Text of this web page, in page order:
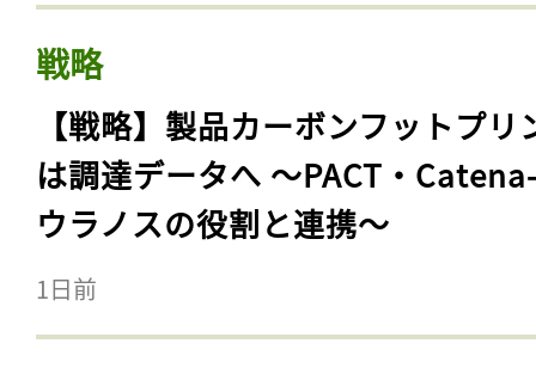
戦略
【戦略】製品カーボンフットプリ
は調達データへ 〜PACT・
ウラノスの役割と連携〜
1日前